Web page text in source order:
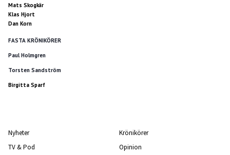
Mats Skogkär
Klas Hjort
Dan Korn
FASTA KRÖNIKÖRER
Paul Holmgren
Torsten Sandström
Birgitta Sparf
Nyheter
TV & Pod
Krönikörer
Opinion